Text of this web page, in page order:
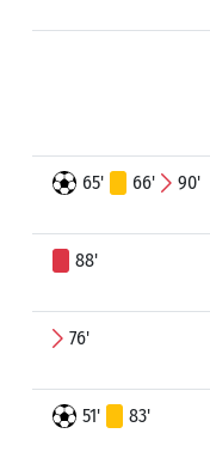
65' 66' 90'
88'
76'
51' 83'